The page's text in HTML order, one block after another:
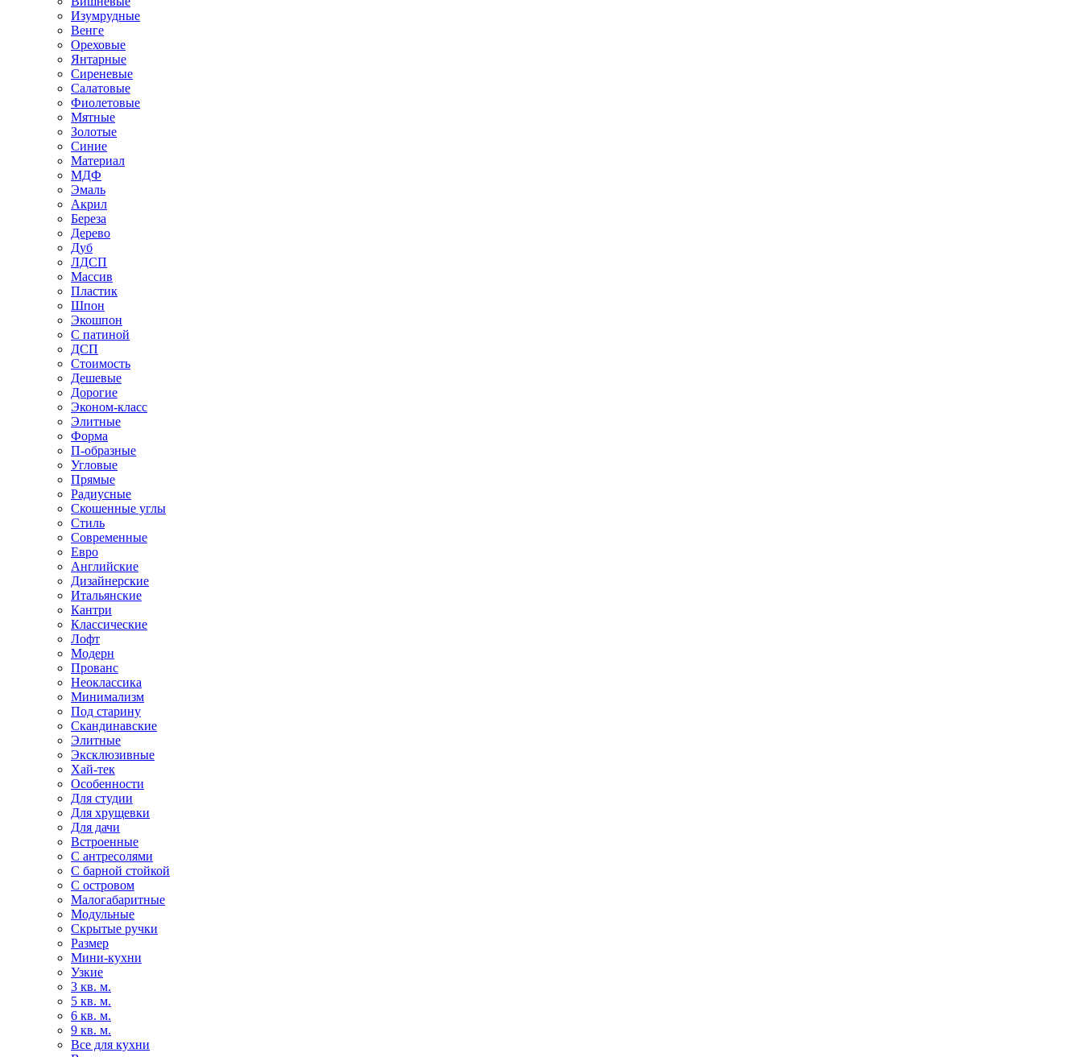
Изумрудные
Венге
Ореховые
Янтарные
Сиреневые
Салатовые
Фиолетовые
Мятные
Золотые
Синие
Материал
МДФ
Эмаль
Акрил
Береза
Дерево
Дуб
ЛДСП
Массив
Пластик
Шпон
Экошпон
С патиной
ДСП
Стоимость
Дешевые
Дорогие
Эконом-класс
Элитные
Форма
П-образные
Угловые
Прямые
Радиусные
Скошенные углы
Стиль
Современные
Евро
Английские
Дизайнерские
Итальянские
Кантри
Классические
Лофт
Модерн
Прованс
Неоклассика
Минимализм
Под старину
Скандинавские
Элитные
Эксклюзивные
Хай-тек
Особенности
Для студии
Для хрущевки
Для дачи
Встроенные
С антресолями
С барной стойкой
С островом
Малогабаритные
Модульные
Скрытые ручки
Размер
Мини-кухни
Узкие
3 кв. м.
5 кв. м.
6 кв. м.
9 кв. м.
Все для кухни